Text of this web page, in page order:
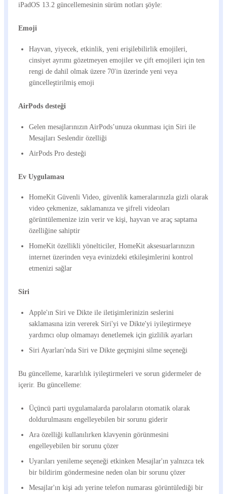
iPadOS 13.2 güncellemesinin sürüm notları şöyle:
Emoji
Hayvan, yiyecek, etkinlik, yeni erişilebilirlik emojileri,
cinsiyet ayrımı gözetmeyen emojiler ve çift emojileri için ten
rengi de dahil olmak üzere 70'in üzerinde yeni veya
güncelleştirilmiş emoji
AirPods desteği
Gelen mesajlarınızın AirPods’unuza okunması için Siri ile
Mesajları Seslendir özelliği
AirPods Pro desteği
Ev Uygulaması
HomeKit Güvenli Video, güvenlik kameralarınızla gizli olarak
video çekmenize, saklamanıza ve şifreli videoları
görüntülemenize izin verir ve kişi, hayvan ve araç saptama
özelliğine sahiptir
HomeKit özellikli yönelticiler, HomeKit aksesuarlarınızın
internet üzerinden veya evinizdeki etkileşimlerini kontrol
etmenizi sağlar
Siri
Apple'ın Siri ve Dikte ile iletişimlerinizin seslerini
saklamasına izin vererek Siri'yi ve Dikte'yi iyileştirmeye
yardımcı olup olmamayı denetlemek için gizlilik ayarları
Siri Ayarları'nda Siri ve Dikte geçmişini silme seçeneği
Bu güncelleme, kararlılık iyileştirmeleri ve sorun gidermeler de
içerir. Bu güncelleme:
Üçüncü parti uygulamalarda parolaların otomatik olarak
doldurulmasını engelleyebilen bir sorunu giderir
Ara özelliği kullanılırken klavyenin görünmesini
engelleyebilen bir sorunu çözer
Uyarıları yenileme seçeneği etkinken Mesajlar'ın yalnızca tek
bir bildirim göndermesine neden olan bir sorunu çözer
Mesajlar'ın kişi adı yerine telefon numarası görüntülediği bir